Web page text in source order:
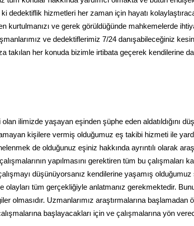
dedektiflik hizmetleri her zaman için hayatı
kurtulmanızı ve gerek görüldüğünde mahkemelerde
ve dedektiflerimiz 7/24 danışabileceğiniz
takılan her konuda bizimle irtibata geçerek kendilerine
ilimizde yaşayan eşinden şüphe eden aldatıldığını
kişilere vermiş olduğumuz eş takibi hizmeti ile
de olduğunuz eşiniz hakkında ayrıntılı olarak
yapılmasını gerektiren tüm bu çalışmaları
düşünüyorsanız kendilerine yaşamış olduğumuz
olayları tüm gerçekliğiyle anlatmanız gerekmektedir.
olmasıdır. Uzmanlarımız araştırmalarına başlamadan
başlayacakları için ve çalışmalarına yön